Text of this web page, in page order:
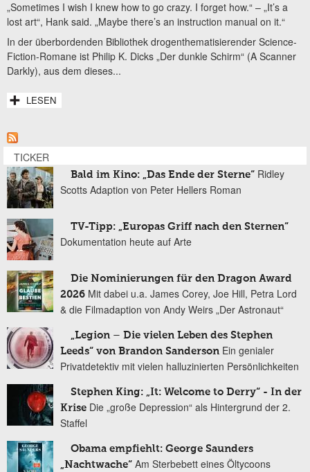
„Sometimes I wish I knew how to go crazy. I forget how.“ – „It’s a
lost art“, Hank said. „Maybe there’s an instruction manual on it.“
In der überbordenden Bibliothek drogenthematisierender Science-
Fiction-Romane ist Philip K. Dicks „Der dunkle Schirm“ (A Scanner
Darkly), aus dem dieses...
LESEN
TICKER
Bald im Kino: „Das Ende der Sterne“ Ridley
Scotts Adaption von Peter Hellers Roman
TV-Tipp: „Europas Griff nach den Sternen“
Dokumentation heute auf Arte
Die Nominierungen für den Dragon Award
2026 Mit dabei u.a. James Corey, Joe Hill, Petra Lord
& die Filmadaption von Andy Weirs „Der Astronaut“
„Legion – Die vielen Leben des Stephen
Leeds“ von Brandon Sanderson Ein genialer
Privatdetektiv mit vielen halluzinierten Persönlichkeiten
Stephen King: „It: Welcome to Derry“ - In der
Krise Die „große Depression“ als Hintergrund der 2.
Staffel
Obama empfiehlt: George Saunders
„Nachtwache“ Am Sterbebett eines Öltycoons